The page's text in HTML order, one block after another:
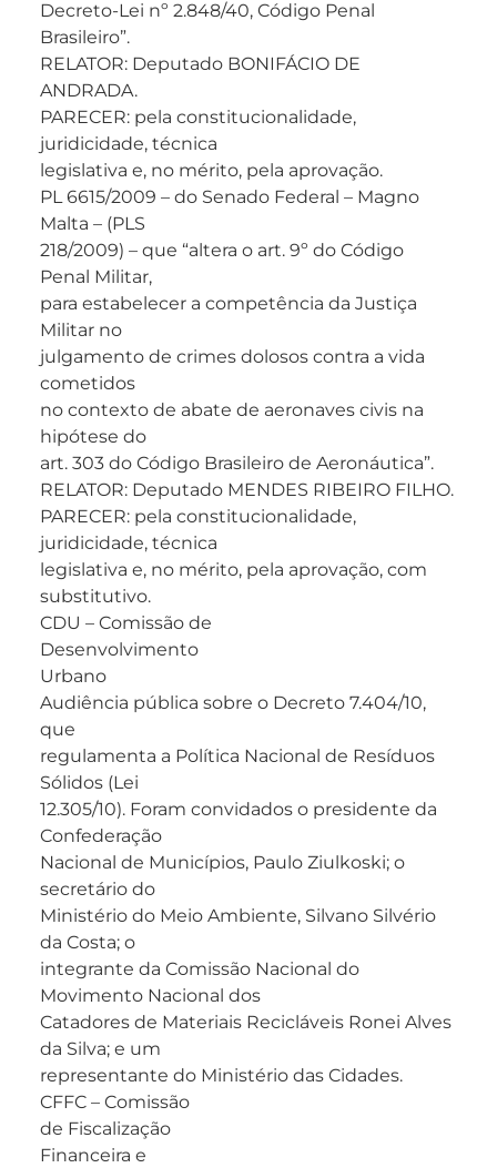
Decreto-Lei nº 2.848/40, Código Penal
Brasileiro”.
RELATOR: Deputado BONIFÁCIO DE
ANDRADA.
PARECER: pela constitucionalidade,
juridicidade, técnica
legislativa e, no mérito, pela aprovação.
PL 6615/2009 – do Senado Federal – Magno
Malta – (PLS
218/2009) – que “altera o art. 9º do Código
Penal Militar,
para estabelecer a competência da Justiça
Militar no
julgamento de crimes dolosos contra a vida
cometidos
no contexto de abate de aeronaves civis na
hipótese do
art. 303 do Código Brasileiro de Aeronáutica”.
RELATOR: Deputado MENDES RIBEIRO FILHO.
PARECER: pela constitucionalidade,
juridicidade, técnica
legislativa e, no mérito, pela aprovação, com
substitutivo.
CDU – Comissão de
Desenvolvimento
Urbano
Audiência pública sobre o Decreto 7.404/10,
que
regulamenta a Política Nacional de Resíduos
Sólidos (Lei
12.305/10). Foram convidados o presidente da
Confederação
Nacional de Municípios, Paulo Ziulkoski; o
secretário do
Ministério do Meio Ambiente, Silvano Silvério
da Costa; o
integrante da Comissão Nacional do
Movimento Nacional dos
Catadores de Materiais Recicláveis Ronei Alves
da Silva; e um
representante do Ministério das Cidades.
CFFC – Comissão
de Fiscalização
Financeira e